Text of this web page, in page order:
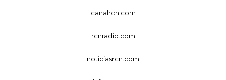
canalrcn.com
rcnradio.com
noticiasrcn.com